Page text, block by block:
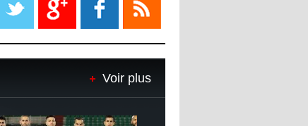
Le Barça savoure sa première
place et chambre le Real Madrid
de matchs"
Voir plus